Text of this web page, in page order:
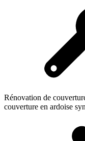
Rénovation de
couverture en ardoise